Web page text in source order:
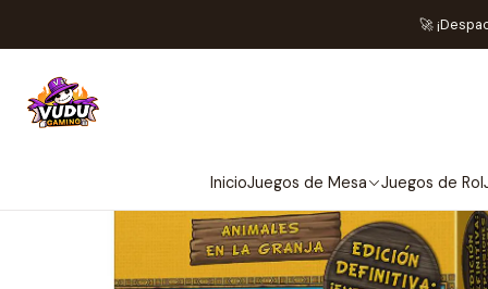
InicioJuegos de Mesa Juegos de Rol
🚀Inicio